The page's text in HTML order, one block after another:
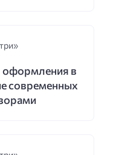
оформления в
современных